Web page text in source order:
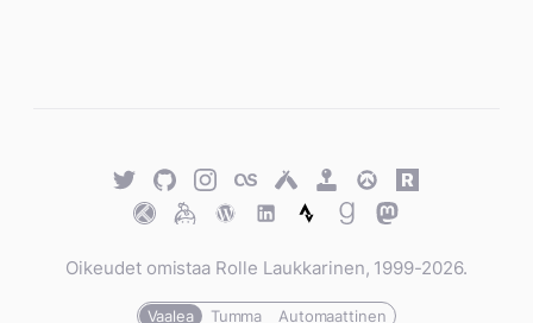
TwitterGitHubTwitterLast.fmUntappd
Retro
Achievements
Overwatch
Rawg.io
TraktKeybaseWordPress
WordPress
StravaGoodreads
Mastodon
Oikeudet omistaa Rolle Laukkarinen, 1999-2026.
Vaalea Tumma Automaattinen